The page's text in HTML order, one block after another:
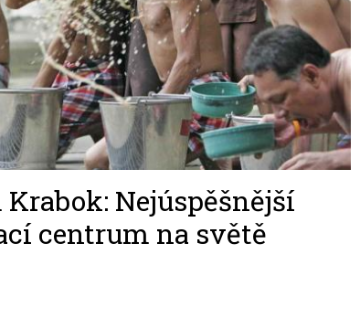
Nejúspěšnější
centrum na světě